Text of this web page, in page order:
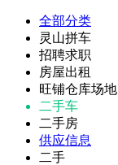
全部分类
灵山拼车
招聘求职
房屋出租
旺铺仓库场地
二手车
二手房
供应信息
二手